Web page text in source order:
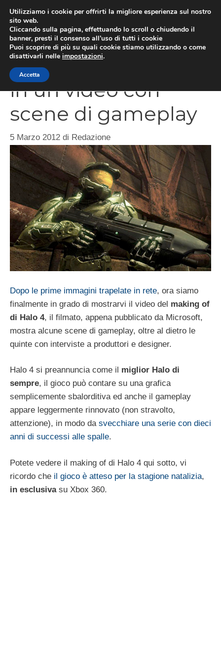
contenuto
Halo 4, il making of
in un video con
scene di gameplay
5 Marzo 2012 di Redazione
Dopo le prime immagini trapelate in rete, ora siamo
finalmente in grado di mostrarvi il video del making of
di Halo 4, il filmato, appena pubblicato da Microsoft,
mostra alcune scene di gameplay, oltre al dietro le
quinte con interviste a produttori e designer.
Halo 4 si preannuncia come il miglior Halo di
sempre, il gioco può contare su una grafica
semplicemente sbalorditiva ed anche il gameplay
appare leggermente rinnovato (non stravolto,
attenzione), in modo da svecchiare una serie con dieci
anni di successi alle spalle.
Potete vedere il making of di Halo 4 qui sotto, vi
ricordo che il gioco è atteso per la stagione natalizia,
in esclusivasu Xbox 360.
Utilizziamo i cookie per offrirti la migliore esperienza sul nostro
sito web.
Cliccando sulla pagina, effettuando lo scroll o chiudendo il
banner, presti il consenso all’uso di tutti i cookie
Puoi scoprire di più su quali cookie stiamo utilizzando o come
disattivarli nelle impostazioni.
Accetta